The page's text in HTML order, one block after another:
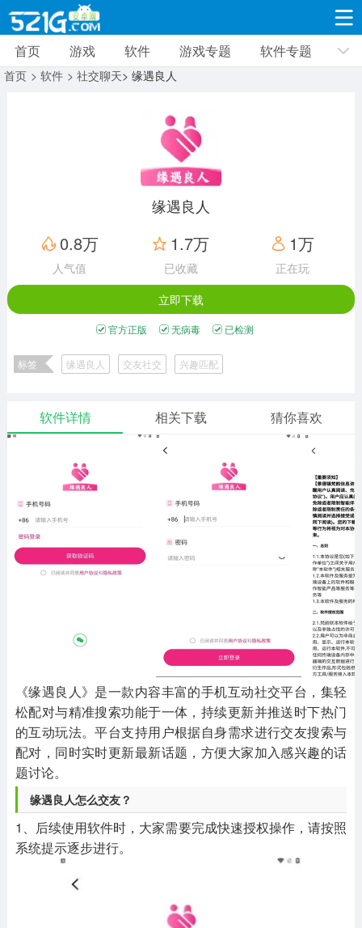
游戏 软件 游戏专题 软件专题 新闻资讯
8691款应用
动作闯关
12960款应用
赛车竞速
3628款应用
卡牌对战
2051款应用
体育运动
1278款应用
手游辅助
1958款应用
二次元
模拟经营
仙侠手游
手赚网赚
446款应用
绝地求生
34款应用
三国游戏
3931款应用
我的世界
69款应用
像素游戏
700款应用
其他
末日游戏
pc游戏
3443款应用
游戏攻略
63款应用
8款应用
热点新闻
8款应用
首页 游戏 软件 游戏专题 软件专题
首页 > 软件 > 社交聊天> 缘遇良人
缘遇良人
0.8万
人气值
1.7万
已收藏
1万
正在玩
立即下载
官方正版 无病毒 已检测
标签 缘遇良人 交友社交 兴趣匹配
软件详情 相关下载 猜你喜欢
《缘遇良人》是一款内容丰富的手机互动社交平台，集轻
松配对与精准搜索功能于一体，持续更新并推送时下热门
的互动玩法。平台支持用户根据自身需求进行交友搜索与
配对，同时实时更新最新话题，方便大家加入感兴趣的话
题讨论。
缘遇良人怎么交友？
1、后续使用软件时，大家需要完成快速授权操作，请按照
系统提示逐步进行。